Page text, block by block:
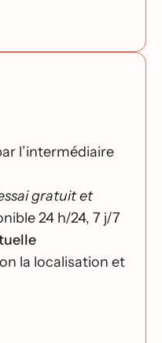
l’intermédiaire
gratuit et
24 h/24, 7 j/7
la localisation et